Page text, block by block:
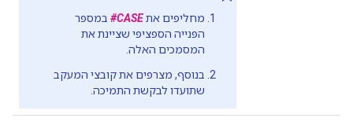
מחליפים אתCASE#
במספר
הפנייה הספציפי שציינת את
המסמכים האלה.
בנוסף, מצרפים את קובצי המעקב
שתועדו לבקשת התמיכה.